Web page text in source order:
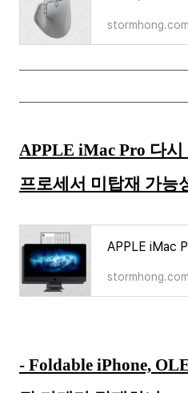
stormhong.com
APPLE iMac Pro 다
프로세서 미탑재 가능
stormhong.com
- Foldable iPhone,